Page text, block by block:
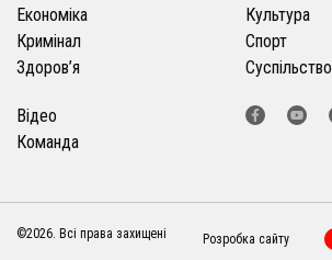
Економіка
Кримінал
Здоров’я
Культура
Спорт
Суспільство
Відео
Команда
©2026. Всі права захищені Розробка сайту